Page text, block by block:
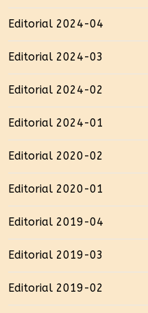
Editorial 2024-04
Editorial 2024-03
Editorial 2024-02
Editorial 2024-01
Editorial 2020-02
Editorial 2020-01
Editorial 2019-04
Editorial 2019-03
Editorial 2019-02